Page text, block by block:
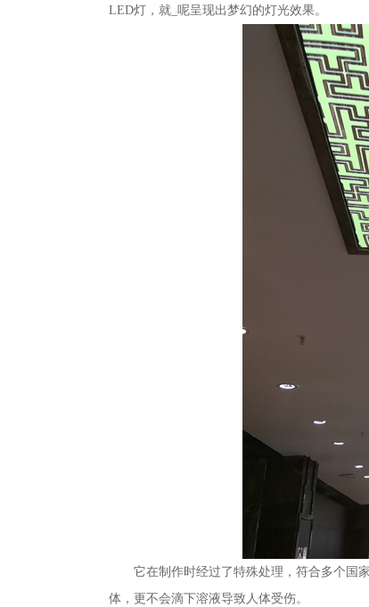
LED灯，就_呢呈现出梦幻的灯光效果。
它在制作时经过了特殊处理，符合多个国
体，更不会滴下溶液导致人体受伤。